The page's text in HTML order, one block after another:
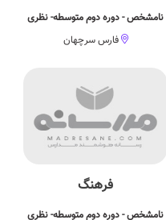
نامشخص - دوره دوم متوسطه- نظری
فارس سرچهان
فرهنگ
نامشخص - دوره دوم متوسطه- نظری